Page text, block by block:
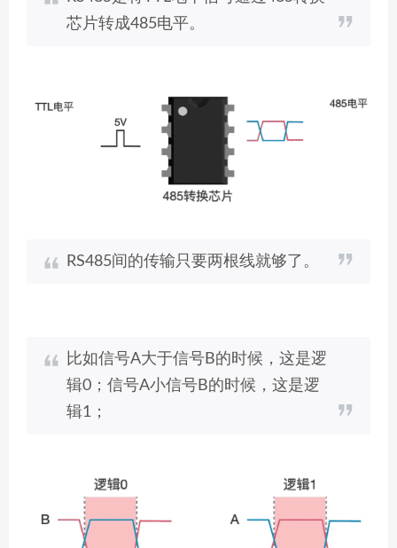
芯片转成485电平。
RS485间的传输只要两根线就够了。
比如信号A大于信号B的时候，这是逻
辑0；信号A小信号B的时候，这是逻
辑1；